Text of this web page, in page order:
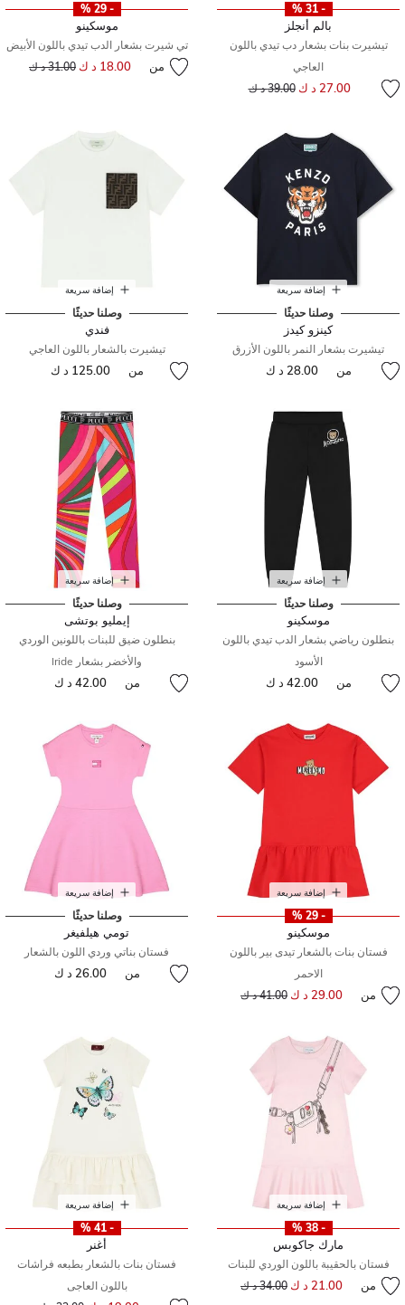
- 31 %
بالم أنجلز
تيشيرت بنات بشعار دب تيدي باللون
العاجي
27.00 د ك سعر مخفض من
39.00 د ك
- 29 %
موسكينو
تي شيرت بشعار الدب تيدي باللون الأبيض
من 18.00 د ك سعر مخفض من
31.00 د ك إلى
إضافة سريعة
وصلنا حديثًا
كينزو كيدز
تيشيرت بشعار النمر باللون الأزرق
من 28.00 د ك
إضافة سريعة
وصلنا حديثًا
فندي
تيشيرت بالشعار باللون العاجي
من 125.00 د ك
إضافة سريعة
وصلنا حديثًا
موسكينو
بنطلون رياضي بشعار الدب تيدي باللون
الأسود
من 42.00 د ك
إضافة سريعة
وصلنا حديثًا
إيمليو بوتشى
بنطلون ضيق للبنات باللونين الوردي
والأخضر بشعار Iride
من 42.00 د ك
إضافة سريعة
- 29 %
موسكينو
فستان بنات بالشعار تيدى بير باللون
الاحمر
من 29.00 د ك سعر مخفض من
41.00 د ك
إضافة سريعة
وصلنا حديثًا
تومي هيلفيغر
فستان بناتي وردي اللون بالشعار
من 26.00 د ك
إضافة سريعة
- 38 %
مارك جاكوبس
فستان بالحقيبة باللون الوردي للبنات
من 21.00 د ك سعر مخفض من
34.00 د ك
إضافة سريعة
- 41 %
أغنر
فستان بنات بالشعار بطبعه فراشات
باللون العاجى
سعر مخفض من
إلى